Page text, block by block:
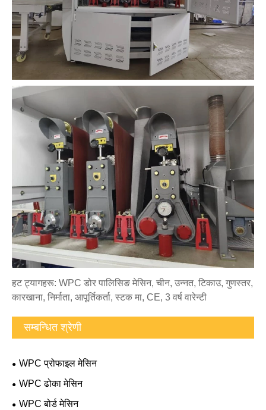
हट ट्यागहरू: WPC डोर पालिसिङ मेसिन, चीन, उन्नत, टिकाउ, गुणस्तर,
कारखाना, निर्माता, आपूर्तिकर्ता, स्टक मा, CE, 3 वर्ष वारेन्टी
सम्बन्धित श्रेणी
WPC प्रोफाइल मेसिन
WPC ढोका मेसिन
WPC बोर्ड मेसिन